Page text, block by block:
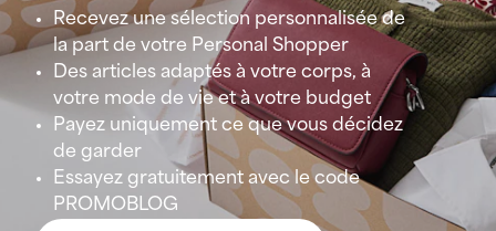
Unlook casualqui combine robe longue et
jean
Ça en surprendra plus d’une (sans doute autant
que nous) : la robe longue portée par-dessus un
jean est à nouveau tendance. Petit reminder des
années 1990-2000 où il était courant de porter un
pantalon sous une jupe.
Recevez une sélection personnalisée de
la part de votre Personal Shopper
Des articles adaptés à votre corps, à
votre mode de vie et à votre budget
Payez uniquement ce que vous décidez
de garder
Essayez gratuitement avec le code
PROMOBLOG